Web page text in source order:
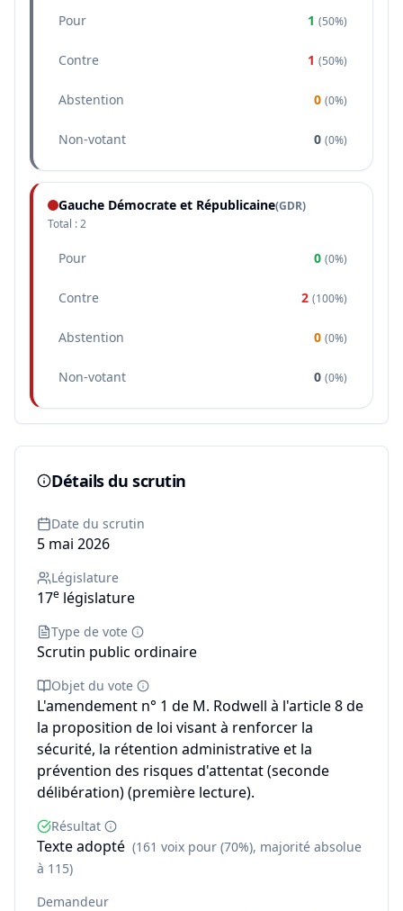
Pour 1 (50%)
Contre 1 (50%)
Abstention 0 (0%)
Non-votant 0 (0%)
Gauche Démocrate et Républicaine(GDR)
Total :2
Pour 0 (0%)
Contre 2 (100%)
Abstention 0 (0%)
Non-votant 0 (0%)
Détails du scrutin
Date du scrutin
5 mai 2026
Législature
17e législature
Type de vote
Scrutin public ordinaire
Objet du vote
L'amendement n° 1 de M. Rodwell à l'article 8 de
la proposition de loi visant à renforcer la
sécurité, la rétention administrative et la
prévention des risques d'attentat (seconde
délibération) (première lecture).
Résultat
Texte adopté (161 voix pour (70%), majorité absolue
à 115)
Demandeur